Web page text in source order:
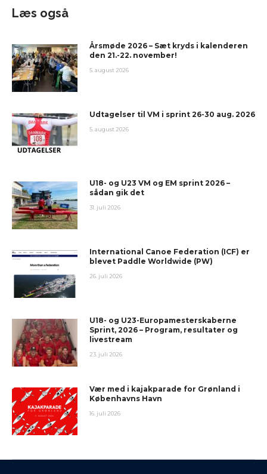
Læs også
Årsmøde 2026 – Sæt kryds i kalenderen
den 21.-22. november!
5. august 2026
Udtagelser til VM i sprint 26-30 aug. 2026
5. august 2026
U18- og U23 VM og EM sprint 2026 –
sådan gik det
31. juli 2026
International Canoe Federation (ICF) er
blevet Paddle Worldwide (PW)
26. juli 2026
U18- og U23-Europamesterskaberne
Sprint, 2026 – Program, resultater og
livestream
23. juli 2026
Vær med i kajakparade for Grønland i
Københavns Havn
16. juli 2026